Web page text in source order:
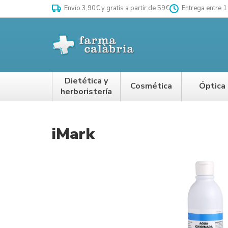
Envío 3,90€ y gratis a partir de 59€ Entrega entre
Dietética y
herboristería
Cosmética Óptica
iMark